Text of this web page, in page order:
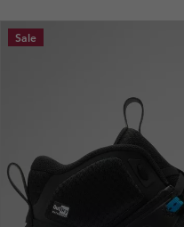
MAIN
NAV
Sale